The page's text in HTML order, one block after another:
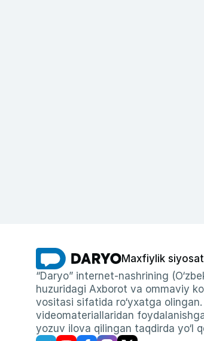
Maxfiylik
“Daryo” internet-nashrining
huzuridagi Axborot va ommaviy
vositasi sifatida ro‘yxatga
videomateriallaridan
yozuv ilova qilingan taqdirda yo‘l